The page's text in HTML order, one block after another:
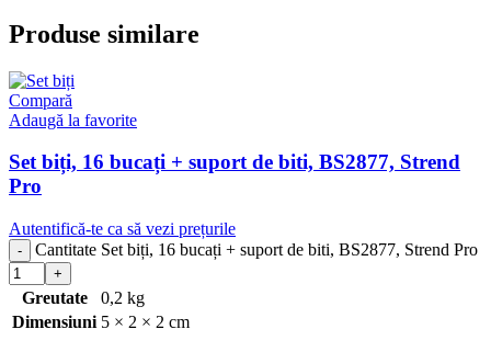
Produse similare
Compară
Adaugă la favorite
Set biți, 16 bucați + suport de biti, BS2877, Strend
Pro
Autentifică-te ca să vezi prețurile
Cantitate Set biți, 16 bucați + suport de biti, BS2877, Strend Pro
Greutate
0,2 kg
Dimensiuni 5 × 2 × 2 cm